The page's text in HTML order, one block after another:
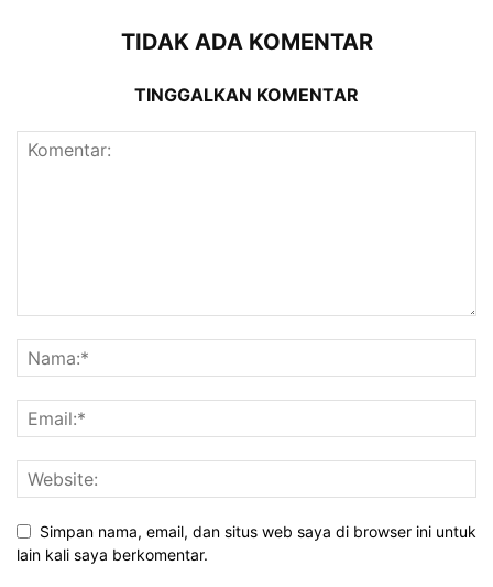
TIDAK ADA KOMENTAR
TINGGALKAN KOMENTAR
Simpan nama, email, dan situs web saya di browser ini untuk
lain kali saya berkomentar.